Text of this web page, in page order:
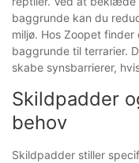
baggrunde kan du
miljø. Hos Zoopet
baggrunde til terrarier.
skabe synsbarrierer,
Skildpadder
behov
Skildpadder stiller